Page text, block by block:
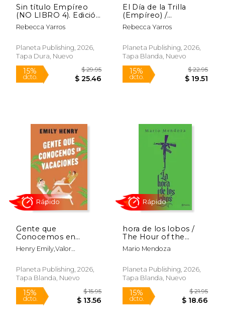
Sin título Empíreo
(NO LIBRO 4). Edición
limitada con cantos
tintados / Untitled
BOOK FOUR). Limited
Edition with Sprayed
Rebecca Yarros
Planeta Publishing, 2026,
Tapa Dura, Nuevo
15%
$ 25.46
El Día de la Trilla
(Empíreo) /
Threshing Day
(Empyrean)
Rebecca Yarros
Planeta Publishing, 2026,
Tapa Blanda, Nuevo
15%
Gente que
Conocemos en
Vacaciones: La Novela
que ha Inspirado la
Meet on Vacation (Tv-
Tie in)
Henry Emily,Valor
Planeta Publishing, 2026,
Tapa Blanda, Nuevo
Rápido
hora de los lobos /
The Hour of the
Wolves
Mario Mendoza
Planeta Publishing, 2026,
Tapa Blanda, Nuevo
Rápido